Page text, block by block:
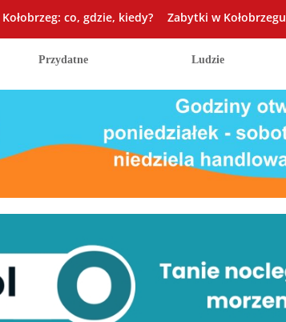
Kołobrzeg: co, gdzie, kiedy? Zabytki w Kołobrzegu
Przydatne Ludzie